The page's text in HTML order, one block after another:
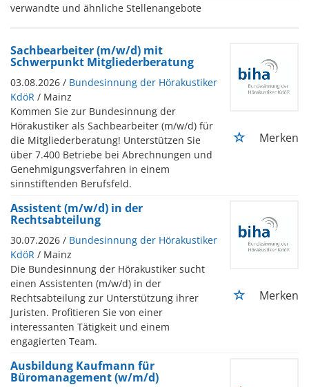
verwandte und ähnliche Stellenangebote
Sachbearbeiter (m/w/d) mit
Schwerpunkt Mitgliederberatung
03.08.2026 / Bundesinnung der Hörakustiker
KdöR / Mainz
Kommen Sie zur Bundesinnung der
Hörakustiker als Sachbearbeiter (m/w/d) für
die Mitgliederberatung! Unterstützen Sie
über 7.400 Betriebe bei Abrechnungen und
Genehmigungsverfahren in einem
sinnstiftenden Berufsfeld.
Merken
Assistent (m/w/d) in der
Rechtsabteilung
30.07.2026 / Bundesinnung der Hörakustiker
KdöR / Mainz
Die Bundesinnung der Hörakustiker sucht
einen Assistenten (m/w/d) in der
Rechtsabteilung zur Unterstützung ihrer
Juristen. Profitieren Sie von einer
interessanten Tätigkeit und einem
engagierten Team.
Merken
Ausbildung Kaufmann für
Büromanagement (w/m/d)